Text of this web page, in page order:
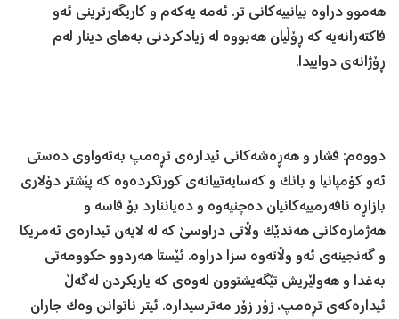
هەموو دراوە بیانییەکانی تر. ئەمە یەکەم و کاریگەرترینی ئەو
فاکتەرانەیە کە ڕۆڵیان هەبووە لە زیادکردنی بەهای دینار لەم
ڕۆژانەی دواییدا.
دووەم: فشار و هەڕەشەکانی ئیدارەی تڕەمپ بەتەواوی دەستی
ئەو کۆمپانیا و بانک و کەسایەتییانەی کورتکردەوە کە پێشتر دۆلاری
بازاڕە نافەرمییەکانیان دەچنیەوە و دەیاننارد بۆ قاسە و
هەژمارەکانی هەندێک وڵاتی دراوسێ کە لە لایەن ئیدارەی ئەمریکا
و گەنجینەی ئەو وڵاتەوە سزا دراوە. ئێستا هەردوو حکوومەتی
بەغدا و هەولێریش تێگەیشتوون لەوەی کە یاریکردن لەگەڵ
ئیدارەکەی تڕەمپ، زۆر زۆر مەترسیدارە. ئیتر ناتوانن وەک جاران